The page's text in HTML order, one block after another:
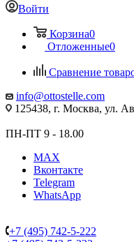
Войти
Корзина0
Отложенные0
Сравнение
info@ottostelle.com
125438, г. Москва, ул.
ПН-ПТ 9 - 18.00
MAX
Вконтакте
Telegram
WhatsApp
+7 (495) 742-5-222